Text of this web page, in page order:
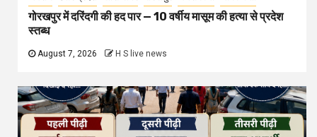
गोरखपुर में दरिंदगी की हद पार — 10 वर्षीय मासूम की हत्या से प्रदेश
स्तब्ध
August 7, 2026 H S live news